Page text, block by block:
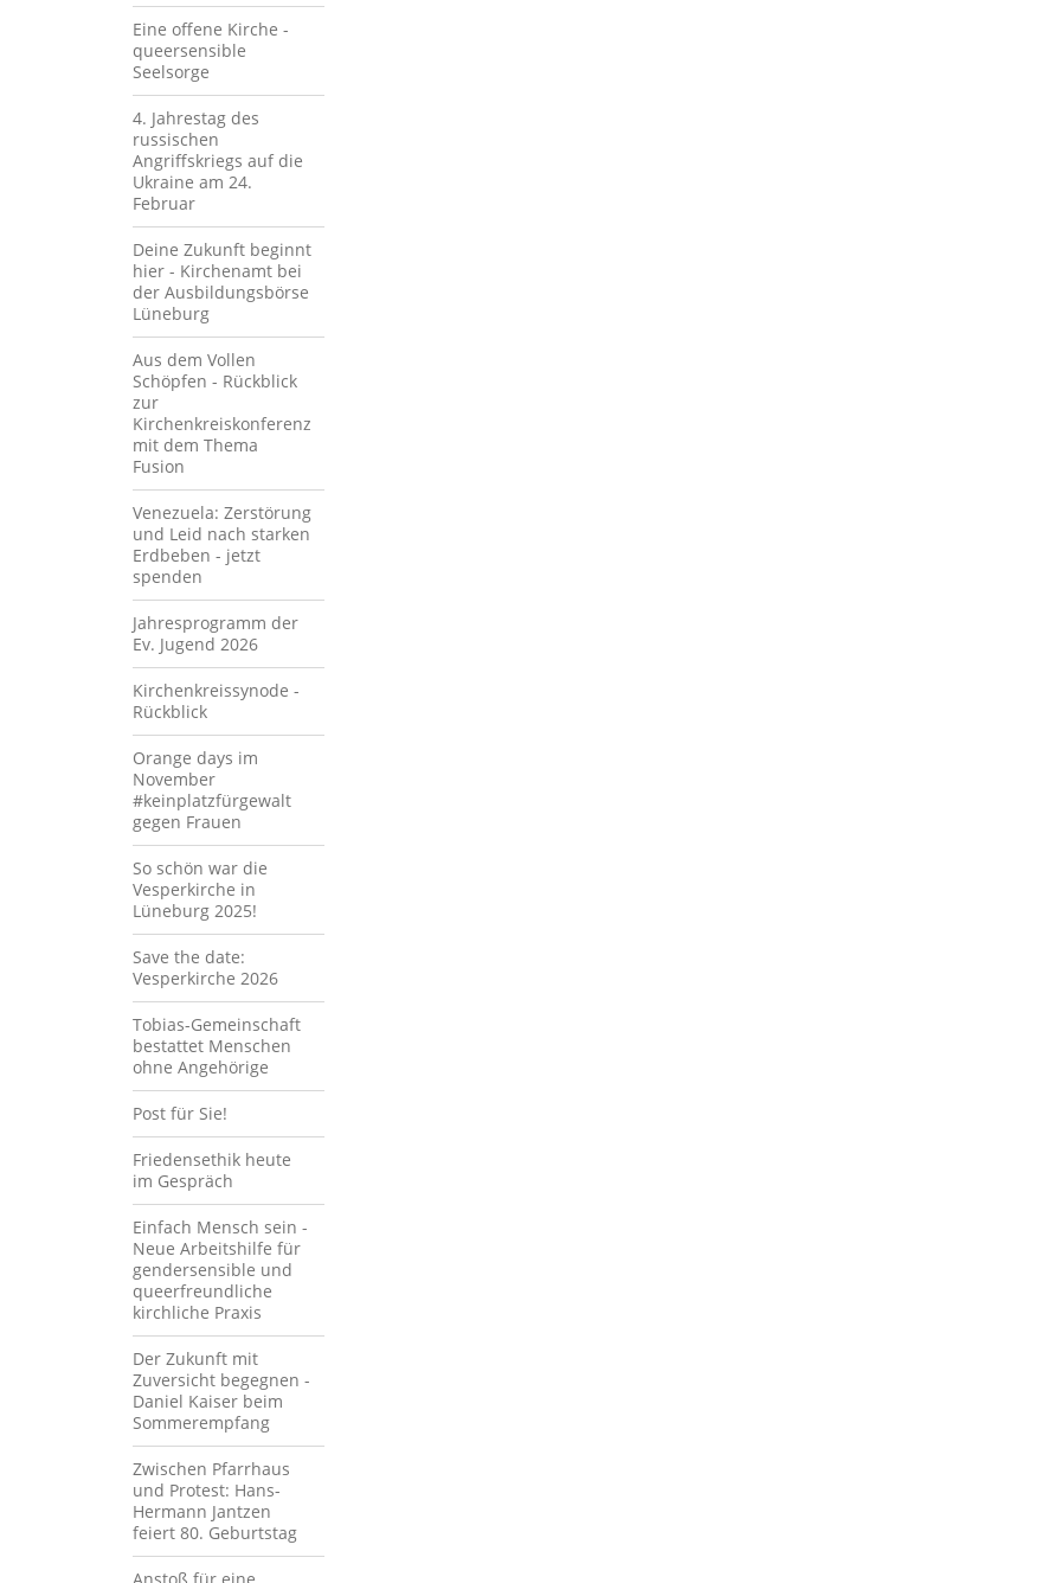
Eine offene Kirche -
queersensible
Seelsorge
4. Jahrestag des
russischen
Angriffskriegs auf die
Ukraine am 24.
Februar
Deine Zukunft beginnt
hier - Kirchenamt bei
der Ausbildungsbörse
Lüneburg
Aus dem Vollen
Schöpfen - Rückblick
zur
Kirchenkreiskonferenz
mit dem Thema
Fusion
Venezuela: Zerstörung
und Leid nach starken
Erdbeben - jetzt
spenden
Jahresprogramm der
Ev. Jugend 2026
Kirchenkreissynode -
Rückblick
Orange days im
November
#keinplatzfürgewalt
gegen Frauen
So schön war die
Vesperkirche in
Lüneburg 2025!
Save the date:
Vesperkirche 2026
Tobias-Gemeinschaft
bestattet Menschen
ohne Angehörige
Post für Sie!
Friedensethik heute
im Gespräch
Einfach Mensch sein -
Neue Arbeitshilfe für
gendersensible und
queerfreundliche
kirchliche Praxis
Der Zukunft mit
Zuversicht begegnen -
Daniel Kaiser beim
Sommerempfang
Zwischen Pfarrhaus
und Protest: Hans-
Hermann Jantzen
feiert 80. Geburtstag